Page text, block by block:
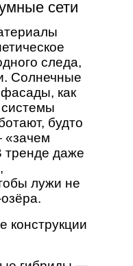
сети
следа,
Солнечные
как
будто
тренде даже
,
лужи не
конструкции